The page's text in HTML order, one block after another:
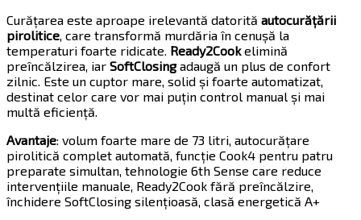
Curățarea este aproape irelevantă datorită autocurățării
pirolitice , care transformă murdăria în cenușă la
temperaturi foarte ridicate. Ready2Cookelimină
preîncălzirea, iar SoftClosingadaugă un plus de confort
zilnic. Este un cuptor mare, solid și foarte automatizat,
destinat celor care vor mai puțin control manual și mai
multă eficiență.
Avantaje: volum foarte mare de 73 litri, autocurățare
pirolitică complet automată, funcție Cook4 pentru patru
preparate simultan, tehnologie 6th Sense care reduce
intervențiile manuale, Ready2Cook fără preîncălzire,
închidere SoftClosing silențioasă, clasă energetică A+